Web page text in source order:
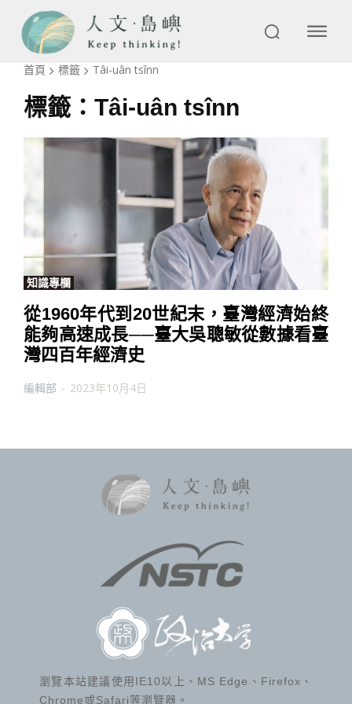
首頁 標籤 Tâi-uân tsînn
標籤： Tâi-uân tsînn
知識專欄
從1960年代到20世紀末，臺灣經濟始終
能夠高速成長──臺大吳聰敏從數據看臺
灣四百年經濟史
編輯部 - 2023年10月4日
瀏覽本站建議使用IE10以上、MS Edge、Firefox、
Chrome或Safari等瀏覽器。